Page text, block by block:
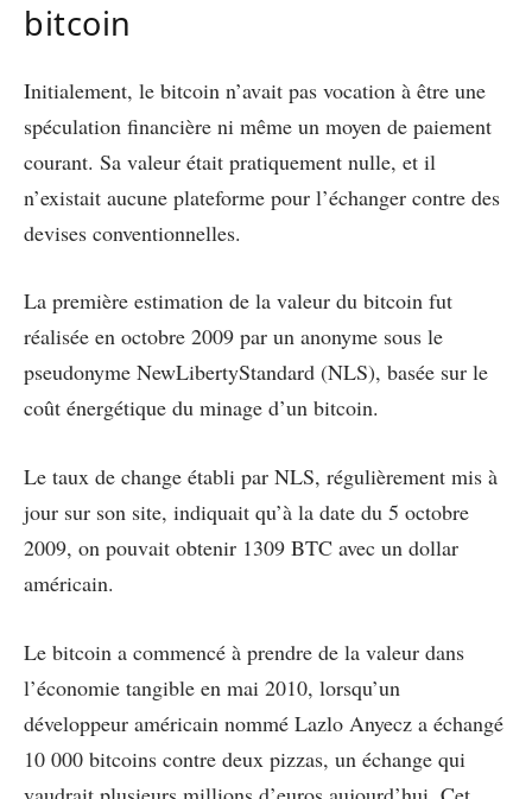
bitcoin
Initialement, le bitcoin n’avait pas vocation à être une
spéculation financière ni même un moyen de paiement
courant. Sa valeur était pratiquement nulle, et il
n’existait aucune plateforme pour l’échanger contre des
devises conventionnelles.
La première estimation de la valeur du bitcoin fut
réalisée en octobre 2009 par un anonyme sous le
pseudonyme NewLibertyStandard (NLS), basée sur le
coût énergétique du minage d’un bitcoin.
Le taux de change établi par NLS, régulièrement mis à
jour sur son site, indiquait qu’à la date du 5 octobre
2009, on pouvait obtenir 1309 BTC avec un dollar
américain.
Le bitcoin a commencé à prendre de la valeur dans
l’économie tangible en mai 2010, lorsqu’un
développeur américain nommé Lazlo Anyecz a échangé
10 000 bitcoins contre deux pizzas, un échange qui